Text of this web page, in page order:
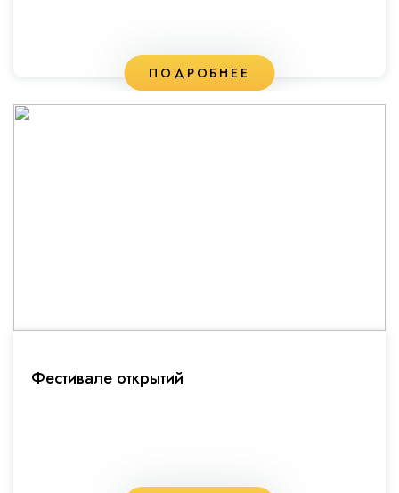
ПОДРОБНЕЕ
Фестивале открытий